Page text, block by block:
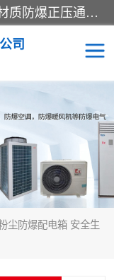
防爆正压分析小屋；不锈钢、碳钢材质防爆正压通风柜，分上下、左右、外挂三种款式；立式、挂式防爆配电柜体；不锈钢、碳钢防爆变频、磁力、星三角启动器；不锈钢、碳钢、铸铝防爆控制箱柜；可操作按键、多块式防爆仪表箱；多材质防爆接线箱；台式防爆电脑、防爆监视器。产品适配石油、化工、煤炭、电力、纺织、酿酒、航天、铁路、冶金、船舶、消防、市政等多行业工况使用。
司
尘防爆配电箱 安全生
压柜
电箱
线箱
视显示器